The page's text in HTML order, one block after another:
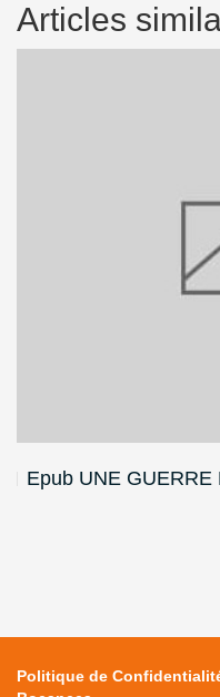
Articles
Epub UNE
Politique de